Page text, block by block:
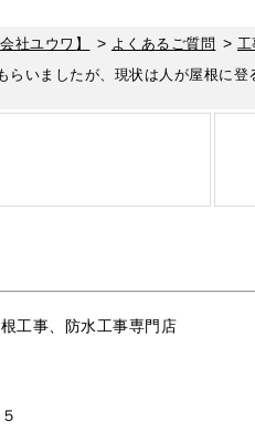
社ユウワ】 > よくあるご質問 > 工
らいましたが、現状は人が屋根に
工事、防水工事専門店